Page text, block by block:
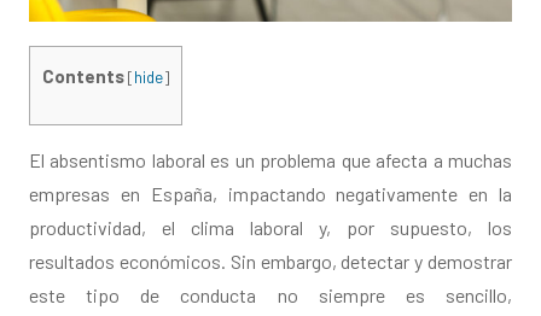
Contents[hide]
El absentismo laboral es un problema que afecta a muchas
empresas en España, impactando negativamente en la
productividad, el clima laboral y, por supuesto, los
resultados económicos. Sin embargo, detectar y demostrar
este tipo de conducta no siempre es sencillo,